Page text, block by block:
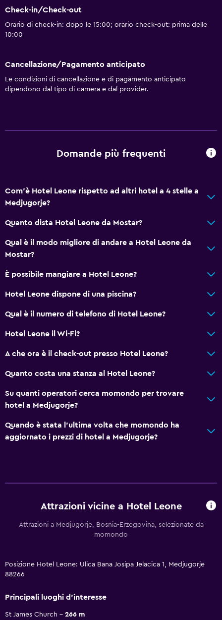
Check-in/Check-out
Orario di check-in: dopo le 15:00; orario check-out: prima delle
10:00
Cancellazione/Pagamento anticipato
Le condizioni di cancellazione e di pagamento anticipato
dipendono dal tipo di camera e dal provider.
Domande più frequenti
Com'è Hotel Leone rispetto ad altri hotel a 4 stelle a
Medjugorje?
Quanto dista Hotel Leone da Mostar?
Qual è il modo migliore di andare a Hotel Leone da
Mostar?
È possibile mangiare a Hotel Leone?
Hotel Leone dispone di una piscina?
Qual è il numero di telefono di Hotel Leone?
Hotel Leone il Wi-Fi?
A che ora è il check-out presso Hotel Leone?
Quanto costa una stanza al Hotel Leone?
Su quanti operatori cerca momondo per trovare
hotel a Medjugorje?
Quando è stata l'ultima volta che momondo ha
aggiornato i prezzi di hotel a Medjugorje?
Attrazioni vicine a Hotel Leone
Attrazioni a Medjugorje, Bosnia-Erzegovina, selezionate da
momondo
Posizione Hotel Leone: Ulica Bana Josipa Jelacica 1, Medjugorje
88266
Principali luoghi d'interesse
St James Church
266 m